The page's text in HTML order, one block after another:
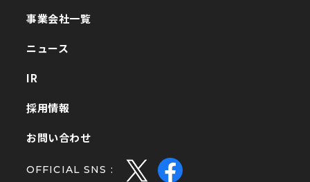
事業会社一覧
ニュース
IR
採用情報
お問い合わせ
OFFICIAL SNS :